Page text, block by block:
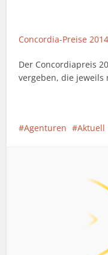
Concordia-Preise
Der Concordiapreis
vergeben, die jeweils
Agenturen Aktuell